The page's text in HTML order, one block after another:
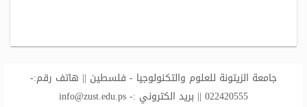
جامعة الزيتونة للعلوم والتكنولوجيا - فلسطين || هاتف رقم:-
022420555 || بريد الكتروني :-
info@zust.edu.ps